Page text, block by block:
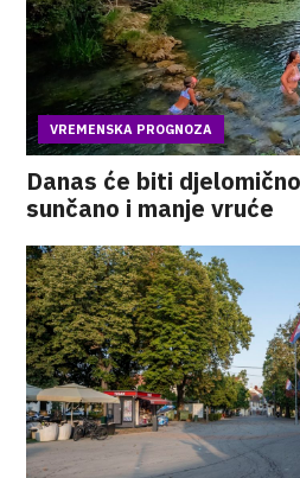
VREMENSKA PROGNOZA
Danas će biti
sunčano i manje vruće